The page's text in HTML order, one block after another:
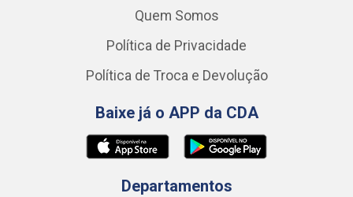
Quem Somos
Política de Privacidade
Política de Troca e Devolução
Baixe já o APP da CDA
Departamentos